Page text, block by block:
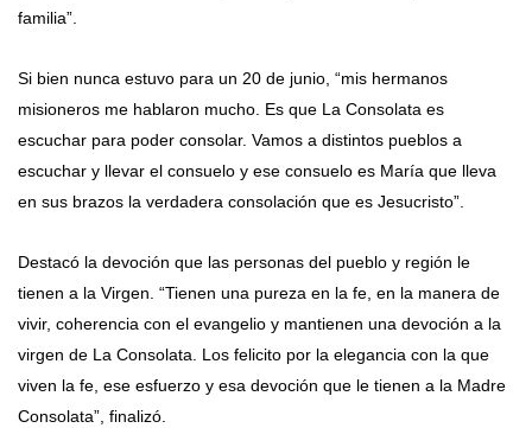
familia”.
Si bien nunca estuvo para un 20 de junio, “mis hermanos
misioneros me hablaron mucho. Es que La Consolata es
escuchar para poder consolar. Vamos a distintos pueblos a
escuchar y llevar el consuelo y ese consuelo es María que lleva
en sus brazos la verdadera consolación que es Jesucristo”.
Destacó la devoción que las personas del pueblo y región le
tienen a la Virgen. “Tienen una pureza en la fe, en la manera de
vivir, coherencia con el evangelio y mantienen una devoción a la
virgen de La Consolata. Los felicito por la elegancia con la que
viven la fe, ese esfuerzo y esa devoción que le tienen a la Madre
Consolata”, finalizó.